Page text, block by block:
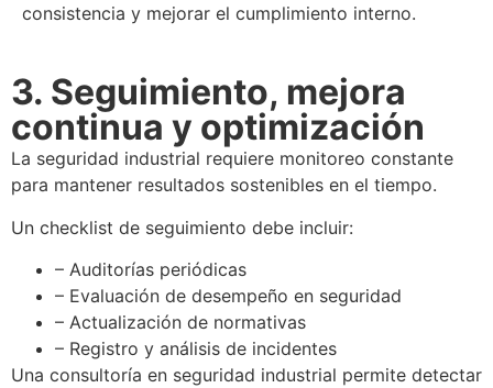
consistencia y mejorar el cumplimiento interno.
3. Seguimiento, mejora
continua y optimización
La seguridad industrial requiere monitoreo constante
para mantener resultados sostenibles en el tiempo.
Un checklist de seguimiento debe incluir:
– Auditorías periódicas
– Evaluación de desempeño en seguridad
– Actualización de normativas
– Registro y análisis de incidentes
Una consultoría en seguridad industrial permite detectar